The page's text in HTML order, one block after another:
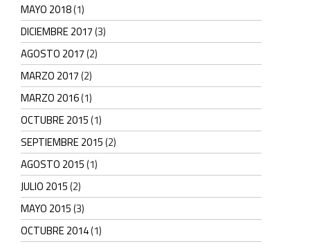
samsung2013_06.jpg
width: 240px)
MAYO 2018(1)
DICIEMBRE 2017(3)
AGOSTO 2017(2)
MARZO 2017(2)
MARZO 2016(1)
OCTUBRE 2015(1)
SEPTIEMBRE 2015(2)
AGOSTO 2015(1)
JULIO 2015(2)
MAYO 2015(3)
OCTUBRE 2014(1)